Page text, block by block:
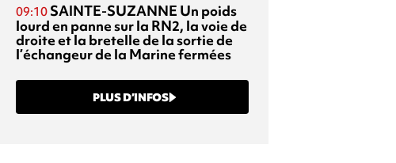
09:10 SAINTE-SUZANNE Un poids
lourd en panne sur la RN2, la voie de
droite et la bretelle de la sortie de
l’échangeur de la Marine fermées
PLUS D’INFOS